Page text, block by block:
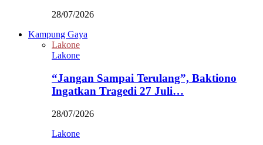
28/07/2026
Kampung Gaya
Lakone
Lakone
“Jangan Sampai Terulang”, Baktiono
Ingatkan Tragedi 27 Juli…
28/07/2026
Lakone